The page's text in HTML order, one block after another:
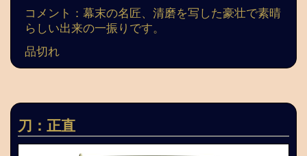
コメント：幕末の名匠、清磨を写した豪壮で素晴
らしい出来の一振りです。
品切れ
刀：正直